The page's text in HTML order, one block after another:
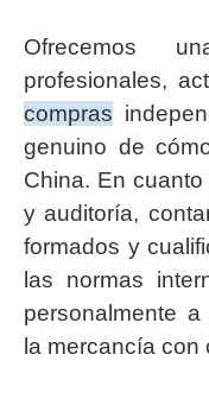
Ofrecemos
profesionales,
compras
genuino de
China. En
y auditoría,
formados y
las normas
personalmente
la mercancía con